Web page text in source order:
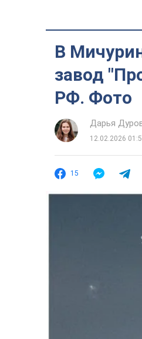
В
завод
РФ. Фото
Дарья
12.02.2026
15